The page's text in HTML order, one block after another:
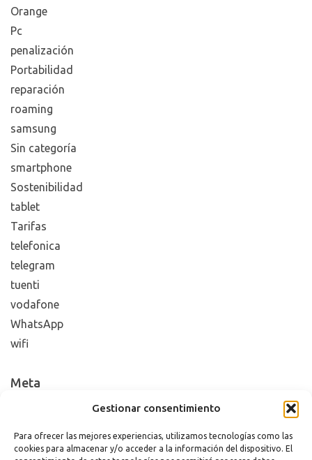
Gestionar consentimiento
Para ofrecer las mejores experiencias, utilizamos tecnologías como las
cookies para almacenar y/o acceder a la información del dispositivo. El
Orange
Pc
penalización
Portabilidad
reparación
roaming
samsung
Sin categoría
smartphone
Sostenibilidad
tablet
Tarifas
telefonica
telegram
tuenti
vodafone
WhatsApp
wifi
Meta
Feed de entradas
Feed de comentarios